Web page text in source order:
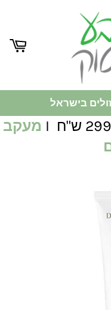
בישראל
מעקב